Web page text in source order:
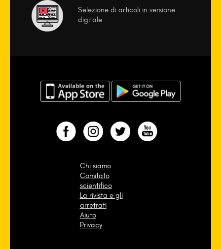
Selezione di articoli in versione
digitale
Chi siamo
Comitato
scientifico
La rivista e gli
arretrati
Aiuto
Privacy